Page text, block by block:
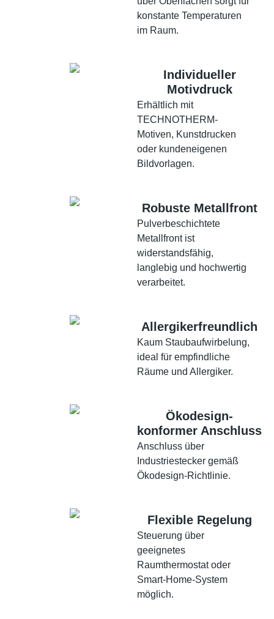
konstante Temperaturen
im Raum.
Individueller
Motivdruck
Erhältlich mit
TECHNOTHERM-
Motiven, Kunstdrucken
oder kundeneigenen
Bildvorlagen.
Robuste Metallfront
Pulverbeschichtete
Metallfront ist
widerstandsfähig,
langlebig und hochwertig
verarbeitet.
Allergikerfreundlich
Kaum Staubaufwirbelung,
ideal für empfindliche
Räume und Allergiker.
Ökodesign-
konformer Anschluss
Anschluss über
Industriestecker gemäß
Ökodesign-Richtlinie.
Flexible Regelung
Steuerung über
geeignetes
Raumthermostat oder
Smart-Home-System
möglich.